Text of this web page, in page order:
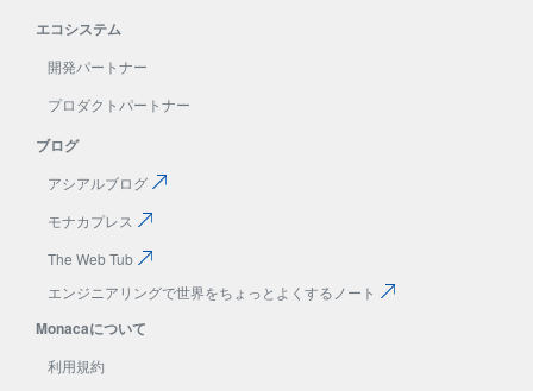
エコシステム
開発パートナー
プロダクトパートナー
ブログ
アシアルブログ
モナカプレス
The Web Tub
エンジニアリングで世界をちょっとよくする ノート
Monacaについて
利用規約